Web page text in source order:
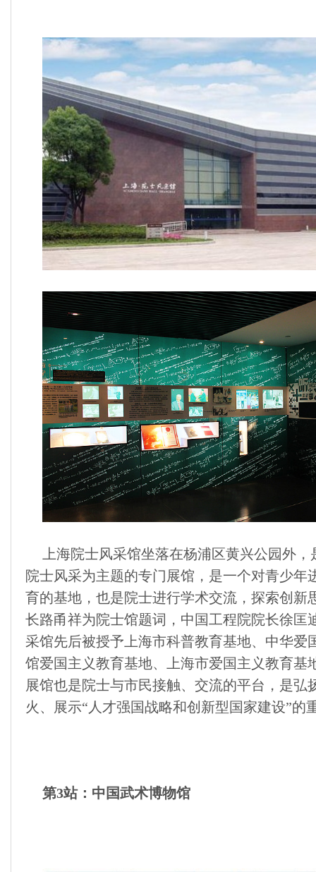
上海院士风采馆坐落在杨浦区黄兴公园外
院士风采为主题的专门展馆，是一个对青少年
育的基地，也是院士进行学术交流，探索创新
长路甬祥为院士馆题词，中国工程院院长徐匡
采馆先后被授予上海市科普教育基地、中华爱
馆爱国主义教育基地、上海市爱国主义教育基
展馆也是院士与市民接触、交流的平台，是弘
火、展示“人才强国战略和创新型国家建设”的
第3站：中国武术博物馆